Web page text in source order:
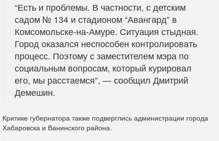
“Есть и проблемы. В частности, с детским
садом № 134 и стадионом “Авангард” в
Комсомольске-на-Амуре. Ситуация стыдная.
Город оказался неспособен контролировать
процесс. Поэтому с заместителем мэра по
социальным вопросам, который курировал
его, мы расстаемся”, — сообщил Дмитрий
Демешин.
Критике губернатора также подверглись администрации города
Хабаровска и Ванинского района.